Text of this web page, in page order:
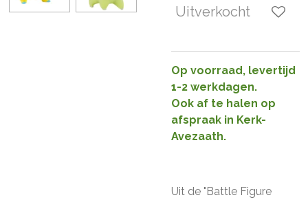
Uitverkocht
Op voorraad, levertijd
1-2 werkdagen.
Ook af te halen op
afspraak in Kerk-
Avezaath.
Uit de "Battle Figure